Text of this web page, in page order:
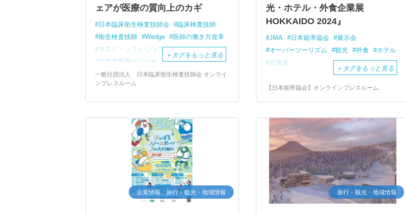
ェアが医療の質向上のカギ
日本臨床衛生検査技師会
臨床検査技師
衛生検査技師
Wedge
医師の働き方改革
タスク・シフト/シェア
北海道医療センター
＋ タグをもっと見る
一般社団法人 日本臨床衛生検査技師会 オンライ
ンプレスルーム
光・ホテル・外食企業展
HOKKAIDO 2024』
JMA 日本能率協会
展示会
オーバーツーリズム
観光 外食
ホテル
北海道
＋ タグをもっと見る
【日本能率協会】オンラインプレスルーム
企業情報、旅行・観光・地域情報 旅行・観光・地域情報